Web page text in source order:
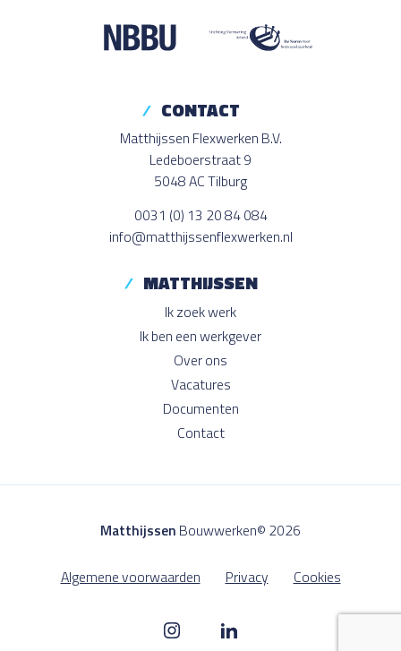
CONTACT
Matthijssen Flexwerken B.V.
Ledeboerstraat 9
5048 AC Tilburg
0031 (0) 13 20 84 084
info@matthijssenflexwerken.nl
MATTHIJSSEN
Ik zoek werk
Ik ben een werkgever
Over ons
Vacatures
Documenten
Contact
Matthijssen Bouwwerken© 2026
Algemene voorwaarden Privacy Cookies